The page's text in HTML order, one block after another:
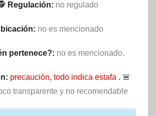
Regulación: no regulado
no es mencionado
pertenece?: no es mencionado.
precaución, todo indica estafa . 🚨
transparente y no recomendable